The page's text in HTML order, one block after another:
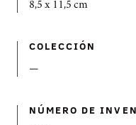
8,5 x 11,5 cm
COLECCIÓN
—
NÚMERO DE